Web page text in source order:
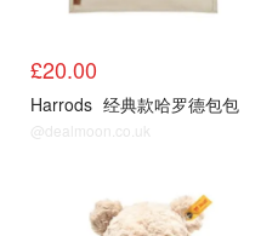
£20.00
Harrods 经典款哈罗德包包
@dealmoon.co.uk